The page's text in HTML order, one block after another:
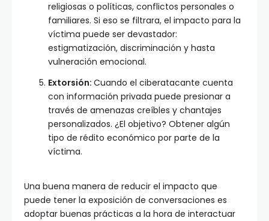
religiosas o políticas, conflictos personales o
familiares. Si eso se filtrara, el impacto para la
víctima puede ser devastador:
estigmatización, discriminación y hasta
vulneración emocional.
Extorsión: Cuando el ciberatacante cuenta
con información privada puede presionar a
través de amenazas creíbles y chantajes
personalizados. ¿El objetivo? Obtener algún
tipo de rédito económico por parte de la
víctima.
Una buena manera de reducir el impacto que
puede tener la exposición de conversaciones es
adoptar buenas prácticas a la hora de interactuar